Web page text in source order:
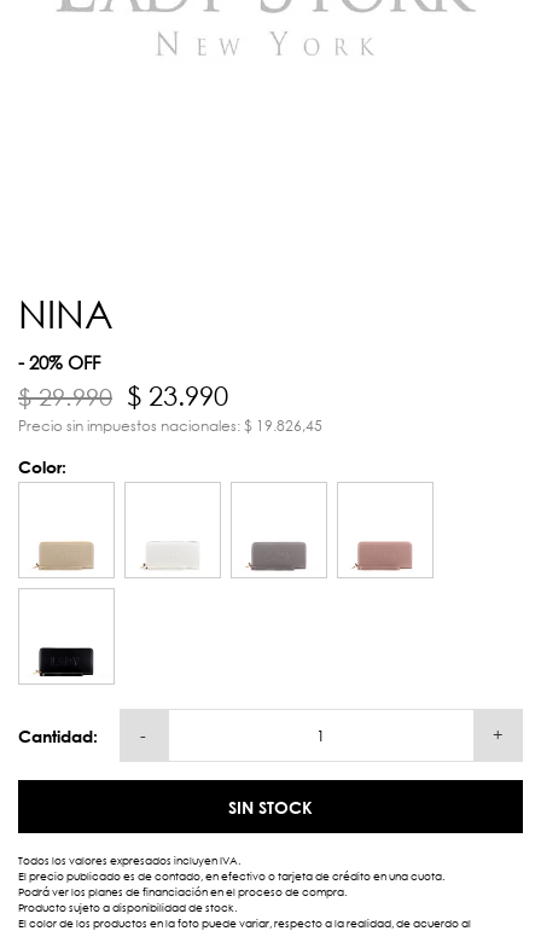
NINA
- 20% OFF
$ 29.990 $ 23.990
Precio sin impuestos nacionales: $ 19.826,45
Color:
Cantidad: - +
SIN STOCK
Todos los valores expresados incluyen IVA.
El precio publicado es de contado, en efectivo o tarjeta de crédito en una cuota.
Podrá ver los planes de financiación en el proceso de compra.
Producto sujeto a disponibilidad de stock.
El color de los productos en la foto puede variar, respecto a la realidad, de acuerdo al